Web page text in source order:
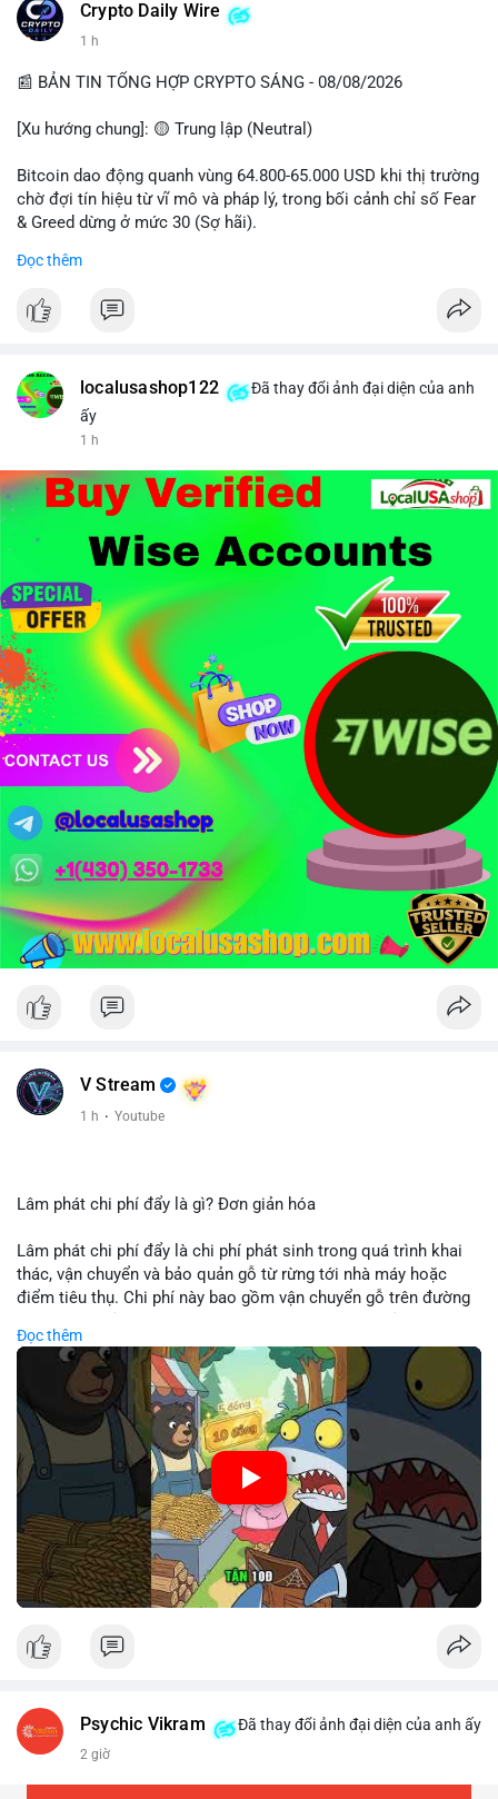
Crypto Daily Wire
1 h
📰 BẢN TIN TỔNG HỢP CRYPTO SÁNG - 08/08/2026
[Xu hướng chung]: 🟡 Trung lập (Neutral)
Bitcoin dao động quanh vùng 64.800-65.000 USD khi thị trường
chờ đợi tín hiệu từ vĩ mô và pháp lý, trong bối cảnh chỉ số Fear
& Greed dừng ở mức 30 (Sợ hãi).
- Thị trường & Giá cả: Chuỗi giao dịch cá voi BTC diễn ra dày
triệu USD lúc 08:19 UTC và 61,37 BTC (gần 4 triệu USD) lúc
- Quy định & Pháp lý: Thượng viện Mỹ mở giai đoạn đầu bình
chọn Bill Clarity Act, cần 60 phiếu để tiến tới tháng tới. IMF
được dollar hỗ trợ. Tòa án Mỹ cho phép Bybit truy xuất tài sản
1,5 tỷ USD từ vụ hack Triều Tiên.
- Công nghệ & Bảo mật: BTCPay cảnh báo exploit mới trên
LND có thể đánh cắp thông tin đăng nhập Lightning Network,
người dùng cần cập nhật ngay. XRP Ledger đề xuất sửa đổi bảo
mật token hóa tài sản Wall Street trị giá 530 triệu USD.
Nhà đầu tư nên thận trọng với đòn bẩy cao khi Funding Rate
BTC chỉ ở mức 0.0035%. Vùng Fear hiện tại có thể là cơ hội
tích lũy dài hạn nhưng cần chờ xác nhận dòng tiền.
Xem chi tiết các bài viết đầy đủ tại dòng thời gian của Vlike.vn!
#whalealertbtc #clarityact #lightningexploit #bybitlazarus
#xrpledger
Đọc thêm
localusashop122
Đã thay đổi ảnh đại diện của anh
ấy
1 h
V Stream
1 h · Youtube
Lâm phát chi phí đẩy là gì? Đơn giản hóa
Lâm phát chi phí đẩy là chi phí phát sinh trong quá trình khai
thác, vận chuyển và bảo quản gỗ từ rừng tới nhà máy hoặc
điểm tiêu thụ. Chi phí này bao gồm vận chuyển gỗ trên đường
điều kiện địa hình. Việc hiểu rõ chi phí đẩy giúp doanh nghiệp
lâm nghiệp tối ưu hoá chuỗi cung ứng và kiểm soát lợi nhuận.
🎥 Xem video trực tiếp tại:
Nguồn: Cú Thông Thái
Đọc thêm
Psychic Vikram Đã thay đổi ảnh đại diện của anh ấy
2 giờ